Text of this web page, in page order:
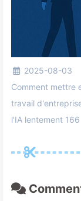
2025-08-03
Comment mettre
travail
l'IA lentement 166